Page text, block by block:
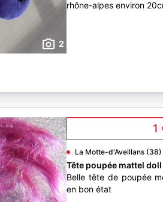
2
rhône-alpes environ
1
La Motte-d'Aveillans (38)
Tête poupée mattel
Belle tête de poupée
en bon état